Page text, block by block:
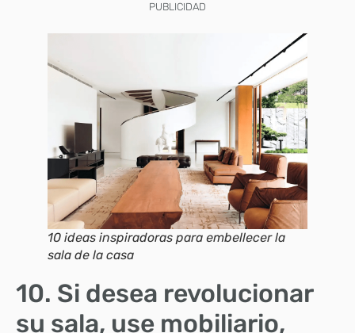
PUBLICIDAD
10 ideas inspiradoras para embellecer la
sala de la casa
10. Si desea revolucionar
su sala, use mobiliario,